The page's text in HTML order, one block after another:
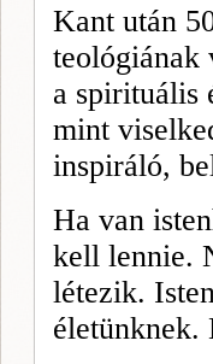
Kant után
teológiának
a spirituális
mint
inspiráló,
Ha van
kell lennie.
létezik.
életünknek.